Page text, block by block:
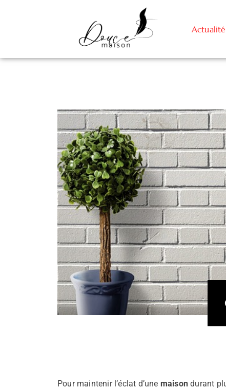
Actualité
Pour maintenir l’éclat d’une maison durant